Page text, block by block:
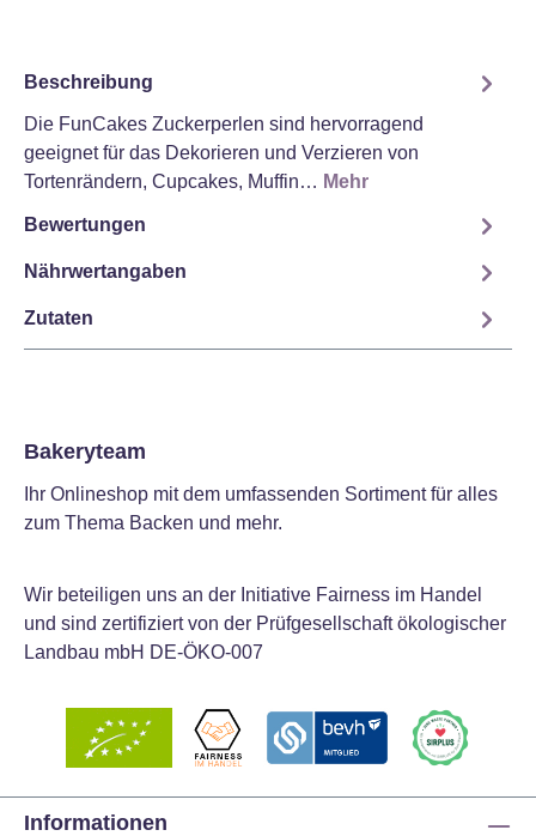
Beschreibung
Die FunCakes Zuckerperlen sind hervorragend
geeignet für das Dekorieren und Verzieren von
Tortenrändern, Cupcakes, Muffin… Mehr
Bewertungen
Nährwertangaben
Zutaten
Bakeryteam
Ihr Onlineshop mit dem umfassenden Sortiment für alles
zum Thema Backen und mehr.
Wir beteiligen uns an der Initiative Fairness im Handel
und sind zertifiziert von der Prüfgesellschaft ökologischer
Landbau mbH DE-ÖKO-007
Informationen